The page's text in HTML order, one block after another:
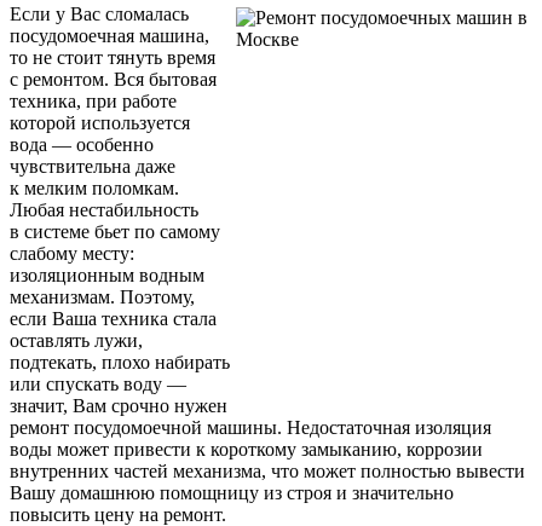
Если у Вас сломалась
посудомоечная машина,
то не стоит тянуть время
с ремонтом. Вся бытовая
техника, при работе
которой используется
вода — особенно
чувствительна даже
к мелким поломкам.
Любая нестабильность
в системе бьет по самому
слабому месту:
изоляционным водным
механизмам. Поэтому,
если Ваша техника стала
оставлять лужи,
подтекать, плохо набирать
или спускать воду —
значит, Вам срочно нужен
ремонт посудомоечной машины. Недостаточная изоляция
воды может привести к короткому замыканию, коррозии
внутренних частей механизма, что может полностью вывести
Вашу домашнюю помощницу из строя и значительно
повысить цену на ремонт.